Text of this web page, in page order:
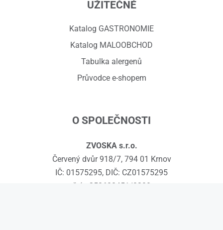
UŽITEČNÉ
Katalog GASTRONOMIE
Katalog MALOOBCHOD
Tabulka alergenů
Průvodce e-shopem
O SPOLEČNOSTI
ZVOSKA s.r.o.
Červený dvůr 918/7, 794 01 Krnov
IČ: 01575295, DIČ: CZ01575295
č.ú.: 258608451/0300